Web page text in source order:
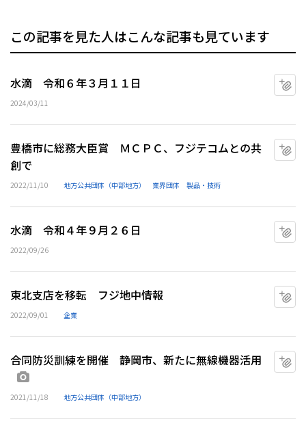
この記事を見た人はこんな記事も見ています
水滴 令和６年３月１１日
2024/03/11
豊橋市に総務大臣賞 ＭＣＰＣ、フジテコムとの共
創で
2022/11/10 地方公共団体（中部地方） 業界団体 製品・技術
水滴 令和４年９月２６日
2022/09/26
東北支店を移転 フジ地中情報
2022/09/01 企業
合同防災訓練を開催 静岡市、新たに無線機器活用
2021/11/18 地方公共団体（中部地方）